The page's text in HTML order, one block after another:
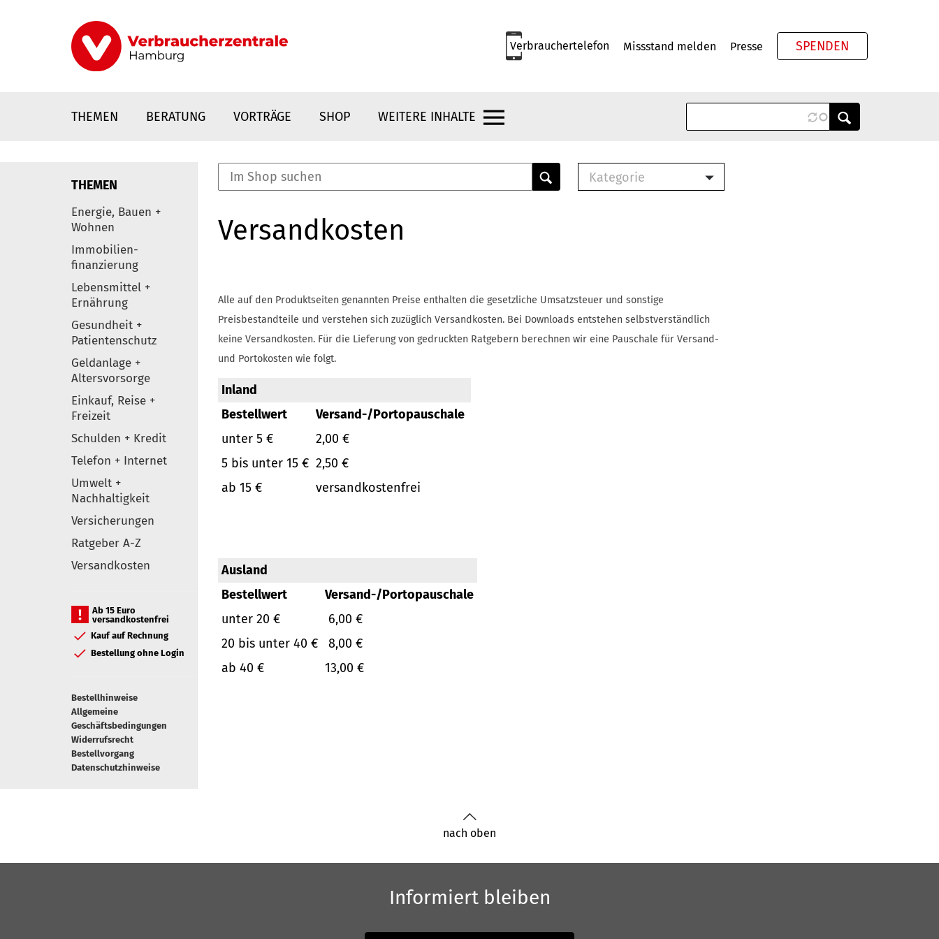
Verbrauchertelefon Missstand melden Presse SPENDEN
THEMEN BERATUNG VORTRÄGE SHOP WEITERE INHALTE
Elemente
THEMEN
Energie, Bauen +
Wohnen
Immobilien-
finanzierung
Lebensmittel +
Ernährung
Gesundheit +
Patientenschutz
Geldanlage +
Altersvorsorge
Einkauf, Reise +
Freizeit
Schulden + Kredit
Telefon + Internet
Umwelt +
Nachhaltigkeit
Versicherungen
Ratgeber A-Z
Versandkosten
Ab 15 Euro
versandkostenfrei
Kauf auf Rechnung
Bestellung ohne Login
Bestellhinweise
Allgemeine
Geschäftsbedingungen
Widerrufsrecht
Bestellvorgang
Datenschutzhinweise
Kategorie
Buch
Versandkosten
Alle auf den Produktseiten genannten Preise enthalten die gesetzliche Umsatzsteuer und sonstige
Preisbestandteile und verstehen sich zuzüglich Versandkosten. Bei Downloads entstehen selbstverständlich
keine Versandkosten. Für die Lieferung von gedruckten Ratgebern berechnen wir eine Pauschale für Versand-
und Portokosten wie folgt.
Inland
Bestellwert
Versand-/Portopauschale
unter 5 €
2,00 €
5 bis unter 15 € 2,50 €
ab 15 €
versandkostenfrei
Ausland
Bestellwert
Versand-/Portopauschale
unter 20 €
6,00 €
20 bis unter 40 €
8,00 €
ab 40 €
13,00 €
nach oben
Informiert bleiben